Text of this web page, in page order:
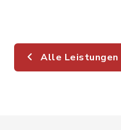
Alle Leistungen